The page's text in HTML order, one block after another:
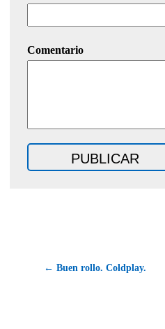
Comentario
← Buen rollo. Coldplay.